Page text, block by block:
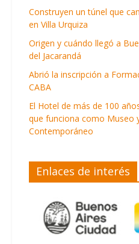
Construyen un túnel que
en Villa Urquiza
Origen y cuándo llegó a
del Jacarandá
Abrió la inscripción a
CABA
El Hotel de más de 100
que funciona como Museo
Contemporáneo
Enlaces de interés